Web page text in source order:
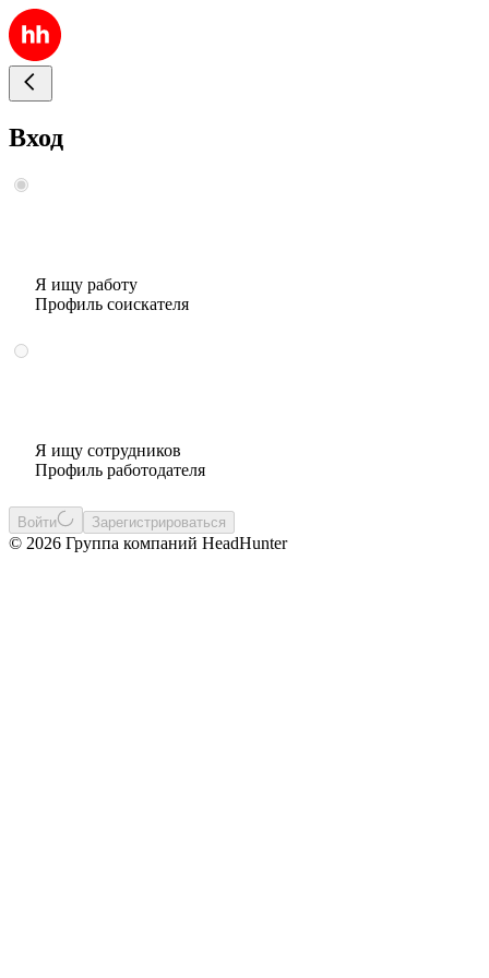
Вход
Я ищу работу
Профиль соискателя
Я ищу сотрудников
Профиль работодателя
Войти Зарегистрироваться
© 2026 Группа компаний HeadHunter